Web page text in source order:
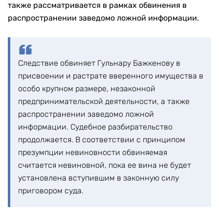
также рассматривается в рамках обвинения в
распространении заведомо ложной информации.
Следствие обвиняет Гульнару Бажкенову в
присвоении и растрате вверенного имущества в
особо крупном размере, незаконной
предпринимательской деятельности, а также
распространении заведомо ложной
информации. Судебное разбирательство
продолжается. В соответствии с принципом
презумпции невиновности обвиняемая
считается невиновной, пока ее вина не будет
установлена вступившим в законную силу
приговором суда.